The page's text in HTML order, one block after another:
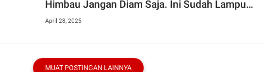
Himbau Jangan Diam Saja. Ini Sudah Lampu
Merah Dari Rakyat
April 28, 2025
MUAT POSTINGAN LAINNYA